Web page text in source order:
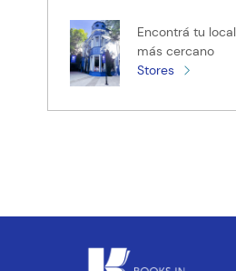
Encontrá tu local
más cercano
Stores